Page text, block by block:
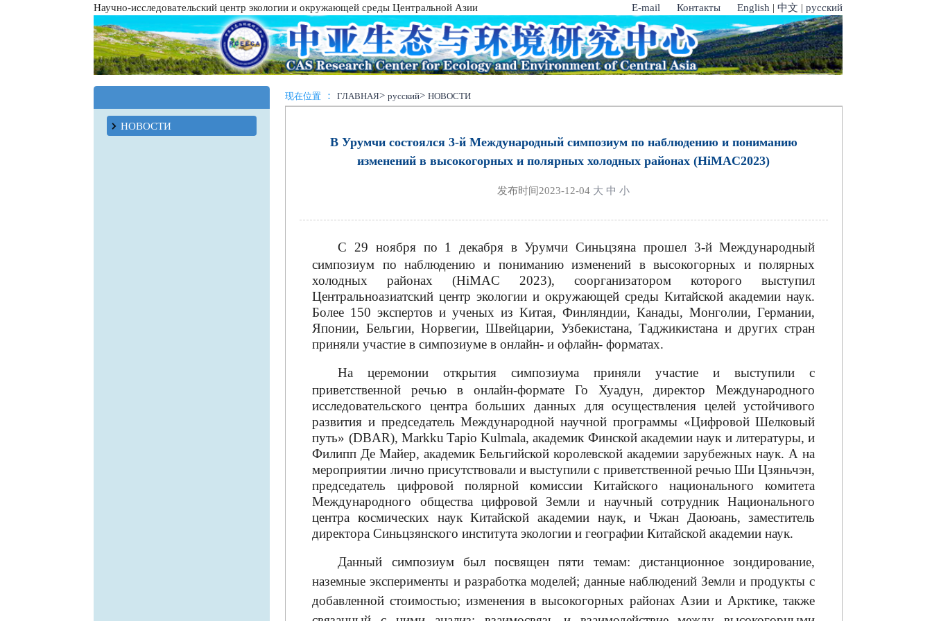
Научно-исследовательский центр экологии и окружающей среды Центральной Азии E-mail Контакты English | 中文 | русский
НОВОСТИ
现在位置： ГЛАВНАЯ> русский> НОВОСТИ
В Урумчи состоялся 3-й Международный симпозиум по наблюдению и пониманию
изменений в высокогорных и полярных холодных районах (HiMAC2023)
发布时间2023-12-04 大 中 小
С 29 ноября по 1 декабря в Урумчи Синьцзяна прошел 3-й Международный
симпозиум по наблюдению и пониманию изменений в высокогорных и полярных
холодных районах (HiMAC 2023), соорганизатором которого выступил
Центральноазиатский центр экологии и окружающей среды Китайской академии наук.
Более 150 экспертов и ученых из Китая, Финляндии, Канады, Монголии, Германии,
Японии, Бельгии, Норвегии, Швейцарии, Узбекистана, Таджикистана и других стран
приняли участие в симпозиуме в онлайн- и офлайн- форматах.
На церемонии открытия симпозиума приняли участие и выступили с
приветственной речью в онлайн-формате Го Хуадун, директор Международного
исследовательского центра больших данных для осуществления целей устойчивого
развития и председатель Международной научной программы «Цифровой Шелковый
путь» (DBAR),Markku Tapio Kulmala, академик Финской академии наук и литературы, и
Филипп Де Майер, академик Бельгийской королевской академии зарубежных наук. А на
мероприятии лично присутствовали и выступили с приветственной речью Ши Цзяньчэн,
председатель цифровой полярной комиссии Китайского национального комитета
Международного общества цифровой Земли и научный сотрудник Национального
центра космических наук Китайской академии наук, и Чжан Даоюань, заместитель
директора Синьцзянского института экологии и географии Китайской академии наук.
Данный симпозиум был посвящен пяти темам: дистанционное зондирование,
наземные эксперименты и разработка моделей; данные наблюдений Земли и продукты с
добавленной стоимостью; изменения в высокогорных районах Азии и Арктике, также